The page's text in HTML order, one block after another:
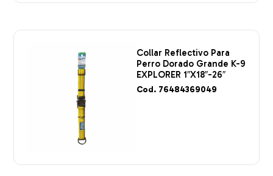
Collar Reflectivo Para
Perro Dorado Grande K-9
EXPLORER 1″X18″-26″
Cod. 76484369049